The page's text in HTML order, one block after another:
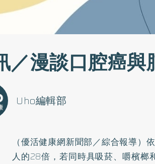
／漫談口腔癌與
Uho編輯部
（優活健康網新聞部／綜合報導）
人的28倍，若同時具吸菸、嚼檳榔